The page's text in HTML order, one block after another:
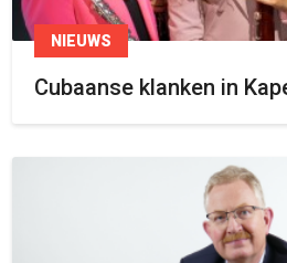
NIEUWS
Cubaanse klanken in